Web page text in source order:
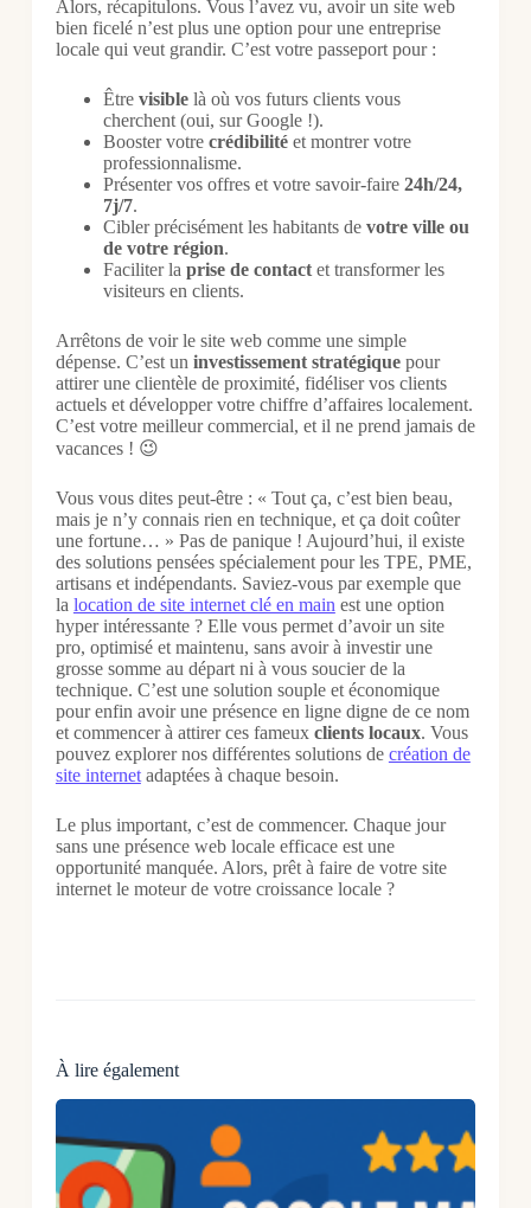
Alors, récapitulons. Vous l’avez vu, avoir un site web
bien ficelé n’est plus une option pour une entreprise
locale qui veut grandir. C’est votre passeport pour :
Être visiblelà où vos futurs clients vous
cherchent (oui, sur Google !).
Booster votre crédibilitéet montrer votre
professionnalisme.
Présenter vos offres et votre savoir-faire 24h/24,
7j/7.
Cibler précisément les habitants de votre ville ou
de votre région.
Faciliter la prise de contactet transformer les
visiteurs en clients.
Arrêtons de voir le site web comme une simple
dépense. C’est un investissement stratégiquepour
attirer une clientèle de proximité, fidéliser vos clients
actuels et développer votre chiffre d’affaires localement.
C’est votre meilleur commercial, et il ne prend jamais de
vacances ! 😉
Vous vous dites peut-être : « Tout ça, c’est bien beau,
mais je n’y connais rien en technique, et ça doit coûter
une fortune… » Pas de panique ! Aujourd’hui, il existe
des solutions pensées spécialement pour les TPE, PME,
artisans et indépendants. Saviez-vous par exemple que
la location de site internet clé en main est une option
hyper intéressante ? Elle vous permet d’avoir un site
pro, optimisé et maintenu, sans avoir à investir une
grosse somme au départ ni à vous soucier de la
technique. C’est une solution souple et économique
pour enfin avoir une présence en ligne digne de ce nom
et commencer à attirer ces fameux clients locaux. Vous
pouvez explorer nos différentes solutions de création de
site internetadaptées à chaque besoin.
Le plus important, c’est de commencer. Chaque jour
sans une présence web locale efficace est une
opportunité manquée. Alors, prêt à faire de votre site
internet le moteur de votre croissance locale ?
À lire également